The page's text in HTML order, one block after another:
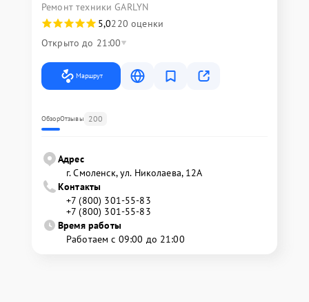
Ремонт техники GARLYN
5,0220 оценки
Открыто до 21:00
Маршрут
ОбзорОтзывы 200
Адрес
г. Смоленск, ул. Николаева, 12А
Контакты
+7 (800) 301-55-83
+7 (800) 301-55-83
Время работы
Работаем с 09:00 до 21:00